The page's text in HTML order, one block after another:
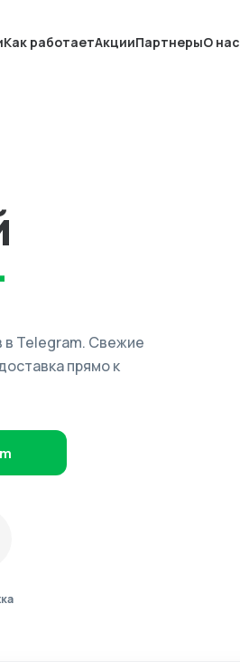
Как работаетАкцииПартнерыО нас
в Telegram. Свежие
прямо к